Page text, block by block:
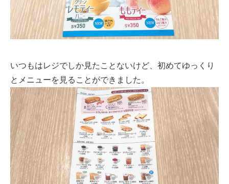
いつもはレジでしか見たことないけど、初めてゆっくり
とメニューを見ることができました。